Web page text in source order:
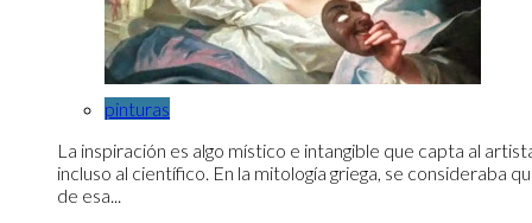
pinturas
La inspiración es algo místico e intangible que capta al
incluso al científico. En la mitología griega, se consideraba
de esa...